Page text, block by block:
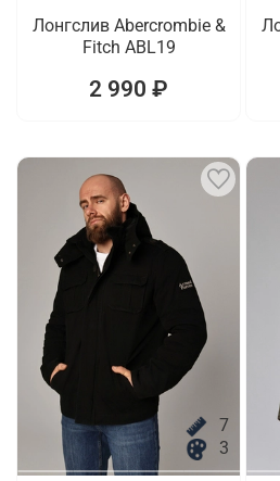
Лонгслив Abercrombie &
Fitch ABL19
2 990 ₽
7
3